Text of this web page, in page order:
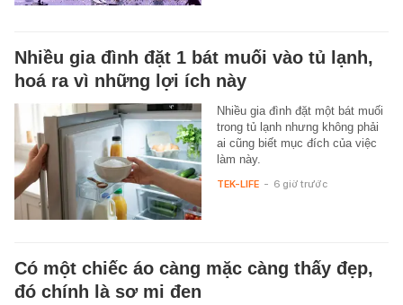
Nhiều gia đình đặt 1 bát muối vào tủ lạnh,
hoá ra vì những lợi ích này
Nhiều gia đình đặt một bát muối
trong tủ lạnh nhưng không phải
ai cũng biết mục đích của việc
làm này.
TEK-LIFE - 6 giờ trước
Có một chiếc áo càng mặc càng thấy đẹp,
đó chính là sơ mi đen